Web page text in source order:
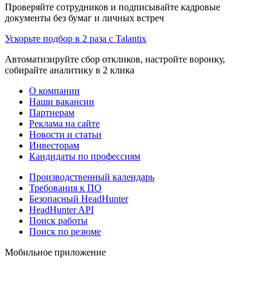
Проверяйте сотрудников и подписывайте кадровые
документы без бумаг и личных встреч
Ускорьте подбор в 2 раза с Talantix
Автоматизируйте сбор откликов, настройте воронку,
собирайте аналитику в 2 клика
О компании
Наши вакансии
Партнерам
Реклама на сайте
Новости и статьи
Инвесторам
Кандидаты по профессиям
Производственный календарь
Требования к ПО
Безопасный HeadHunter
HeadHunter API
Поиск работы
Поиск по резюме
Мобильное приложение